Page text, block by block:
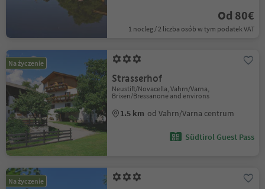
Od 80€
1 nocleg / 2 liczba osób w tym podatek VAT
Na życzenie
Strasserhof
Neustift/Novacella, Vahrn/Varna,
Brixen/Bressanone and environs
1.5 km od Vahrn/Varna centrum
Südtirol Guest Pass
Na życzenie